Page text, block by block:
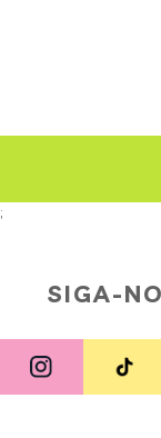
;
SIGA-